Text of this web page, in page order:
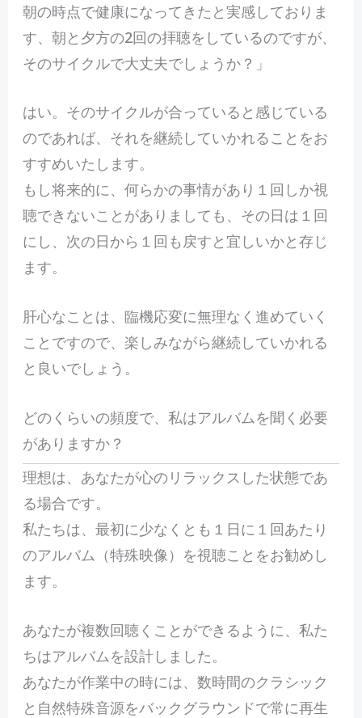
朝の時点で健康になってきたと実感しておりま
す、朝と夕方の2回の拝聴をしているのですが、
そのサイクルで大丈夫でしょうか？」
はい。そのサイクルが合っていると感じている
のであれば、それを継続していかれることをお
すすめいたします。
もし将来的に、何らかの事情があり１回しか視
聴できないことがありましても、その日は１回
にし、次の日から１回も戻すと宜しいかと存じ
ます。
肝心なことは、臨機応変に無理なく進めていく
ことですので、楽しみながら継続していかれる
と良いでしょう。
どのくらいの頻度で、私はアルバムを聞く必要
がありますか？
理想は、あなたが心のリラックスした状態であ
る場合です。
私たちは、最初に少なくとも１日に１回あたり
のアルバム（特殊映像）を視聴ことをお勧めし
ます。
あなたが複数回聴くことができるように、私た
ちはアルバムを設計しました。
あなたが作業中の時には、数時間のクラシック
と自然特殊音源をバックグラウンドで常に再生